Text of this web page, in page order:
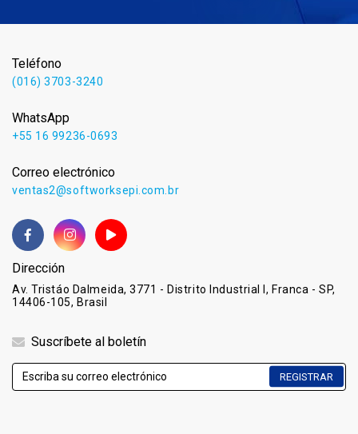
Teléfono
(016) 3703-3240
WhatsApp
+55 16 99236-0693
Correo electrónico
ventas2@softworksepi.com.br
Dirección
Av. Tristáo Dalmeida, 3771 - Distrito Industrial I, Franca - SP,
14406-105, Brasil
Suscríbete al boletín
REGISTRAR